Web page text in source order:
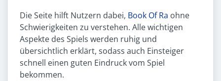
Die Seite hilft Nutzern dabei, Book Of Ra ohne
Schwierigkeiten zu verstehen. Alle wichtigen
Aspekte des Spiels werden ruhig und
übersichtlich erklärt, sodass auch Einsteiger
schnell einen guten Eindruck vom Spiel
bekommen.